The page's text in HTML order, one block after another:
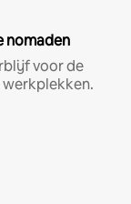
nomaden
voor de